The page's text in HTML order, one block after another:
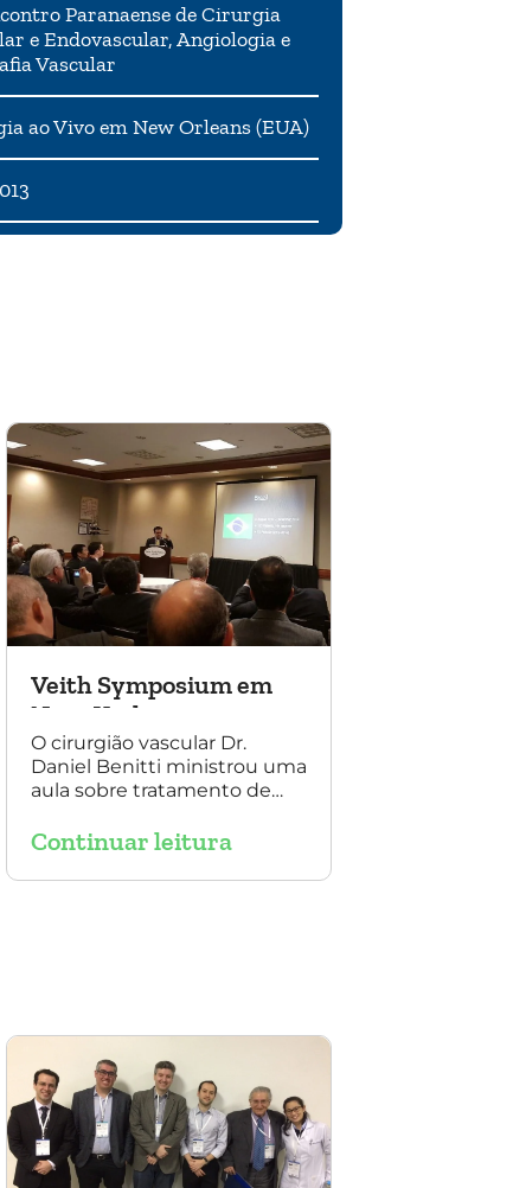
Paranaense de Cirurgia
e Endovascular, Angiologia e
Vascular
ao Vivo em New Orleans (EUA)
Veith Symposium em
Nova York
O cirurgião vascular Dr.
Daniel Benitti ministrou uma
aula sobre tratamento de
no Veith Symposium em
Continuar leitura